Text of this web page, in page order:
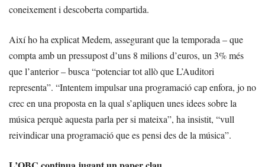
coneixement i descoberta compartida.
Així ho ha explicat Medem, assegurant que la temporada – que
compta amb un pressupost d’uns 8 milions d’euros, un 3% més
que l’anterior – busca “potenciar tot allò que L’Auditori
representa”. “Intentem impulsar una programació cap enfora, jo no
crec en una proposta en la qual s’apliquen unes idees sobre la
música perquè aquesta parla per si mateixa”, ha insistit, “vull
reivindicar una programació que es pensi des de la música”.